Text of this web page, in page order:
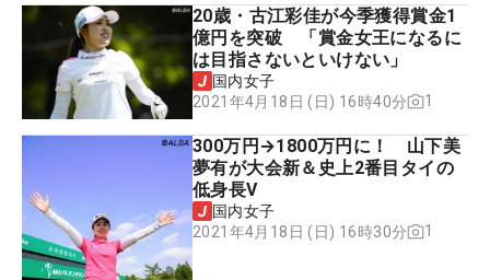
20歳・古江彩佳が今季獲得賞金1
億円を突破 「賞金女王になるに
は目指さないといけない」
国内女子
2021年4月18日 (日) 16時40分
1
300万円→1800万円に！ 山下美
夢有が大会新＆史上2番目タイの
低身長V
国内女子
2021年4月18日 (日) 16時30分
1